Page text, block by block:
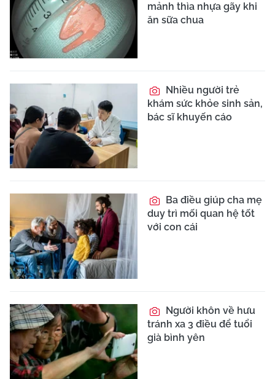
mảnh thìa nhựa gãy khi
ăn sữa chua
Nhiều người trẻ
khám sức khỏe sinh sản,
bác sĩ khuyến cáo
Ba điều giúp cha mẹ
duy trì mối quan hệ tốt
với con cái
Người khôn về hưu
tránh xa 3 điều để tuổi
già bình yên